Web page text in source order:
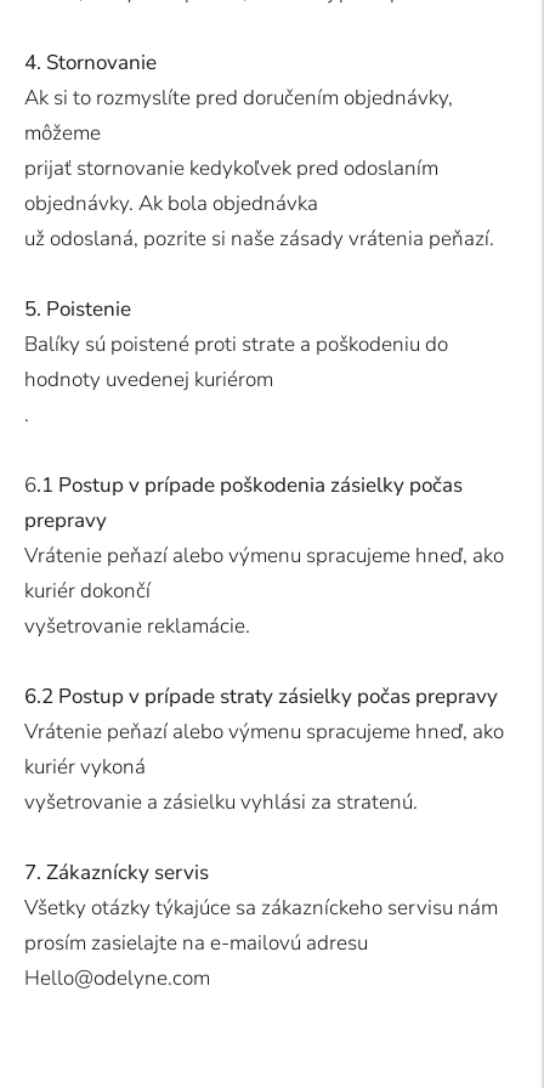
4. Stornovanie
Ak si to rozmyslíte pred doručením objednávky,
môžeme
prijať stornovanie kedykoľvek pred odoslaním
objednávky. Ak bola objednávka
už odoslaná, pozrite si naše zásady vrátenia peňazí.
5. Poistenie
Balíky sú poistené proti strate a poškodeniu do
hodnoty uvedenej kuriérom
.
6.1 Postup v prípade poškodenia zásielky počas
prepravy
Vrátenie peňazí alebo výmenu spracujeme hneď, ako
kuriér dokončí
vyšetrovanie reklamácie.
6.2 Postup v prípade straty zásielky počas prepravy
Vrátenie peňazí alebo výmenu spracujeme hneď, ako
kuriér vykoná
vyšetrovanie a zásielku vyhlási za stratenú.
7. Zákaznícky servis
Všetky otázky týkajúce sa zákazníckeho servisu nám
prosím zasielajte na e-mailovú adresu
Hello@odelyne.com